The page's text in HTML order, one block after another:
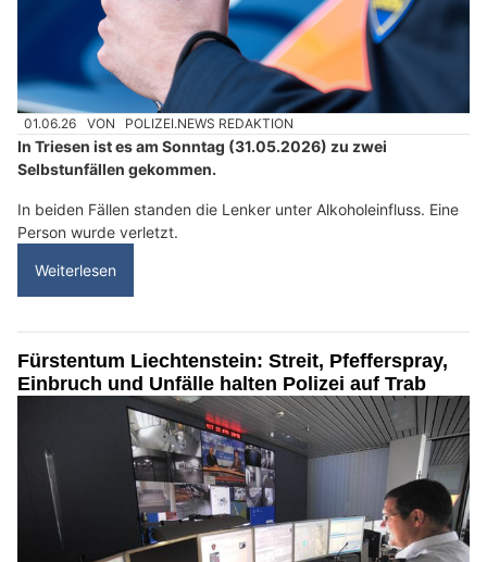
01.06.26 VON POLIZEI.NEWS REDAKTION
In Triesen ist es am Sonntag (31.05.2026) zu zwei
Selbstunfällen gekommen.
In beiden Fällen standen die Lenker unter Alkoholeinfluss. Eine
Person wurde verletzt.
Weiterlesen
Fürstentum Liechtenstein: Streit, Pfefferspray,
Einbruch und Unfälle halten Polizei auf Trab